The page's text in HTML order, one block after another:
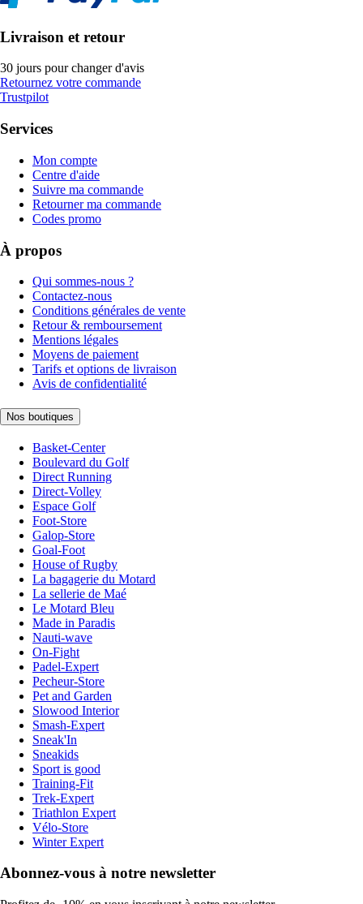
Livraison et retour
30 jours pour changer d'avis
Retournez votre commande
Trustpilot
Services
Mon compte
Centre d'aide
Suivre ma commande
Retourner ma commande
Codes promo
À propos
Qui sommes-nous ?
Contactez-nous
Conditions générales de vente
Retour & remboursement
Mentions légales
Moyens de paiement
Tarifs et options de livraison
Avis de confidentialité
Nos boutiques
Basket-Center
Boulevard du Golf
Direct Running
Direct-Volley
Espace Golf
Foot-Store
Galop-Store
Goal-Foot
House of Rugby
La bagagerie du Motard
La sellerie de Maé
Le Motard Bleu
Made in Paradis
Nauti-wave
On-Fight
Padel-Expert
Pecheur-Store
Pet and Garden
Slowood Interior
Smash-Expert
Sneak'In
Sneakids
Sport is good
Training-Fit
Trek-Expert
Triathlon Expert
Vélo-Store
Winter Expert
Abonnez-vous à notre newsletter